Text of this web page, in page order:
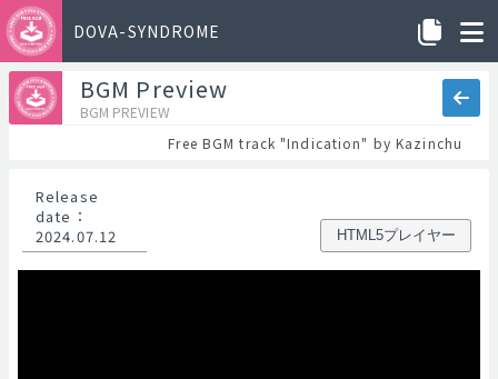
DOVA-SYNDROME
BGM Preview
BGM PREVIEW
Free BGM track "Indication" by Kazinchu
Release
date ：
2024.07.12
HTML5プレイヤー